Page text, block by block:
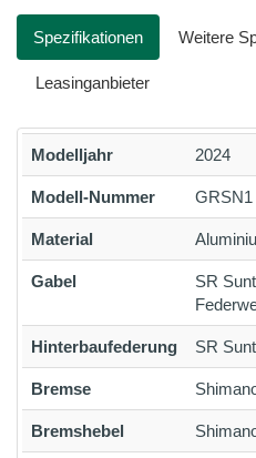
Spezifikationen Weitere
Leasinganbieter
Modelljahr 2024
Modell-Nummer GRSN1
Material
Gabel
SR
Hinterbaufederung SR
Bremse
Bremshebel